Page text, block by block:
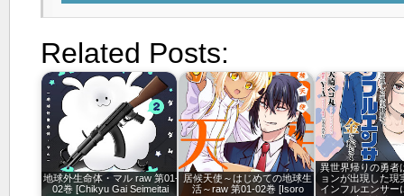
Related Posts:
地球外生命体・マル raw 第01-
02巻 [Chikyu Gai Seimeitai
居候天使～はじめての地球生
活～raw 第01-02巻 [Isoro
異世界帰りの勇者
ョンが出現した現
インフルエンサー